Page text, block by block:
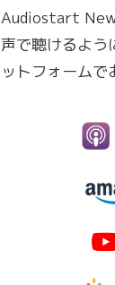
Audiostart
声で聴けるよう
ットフォームで